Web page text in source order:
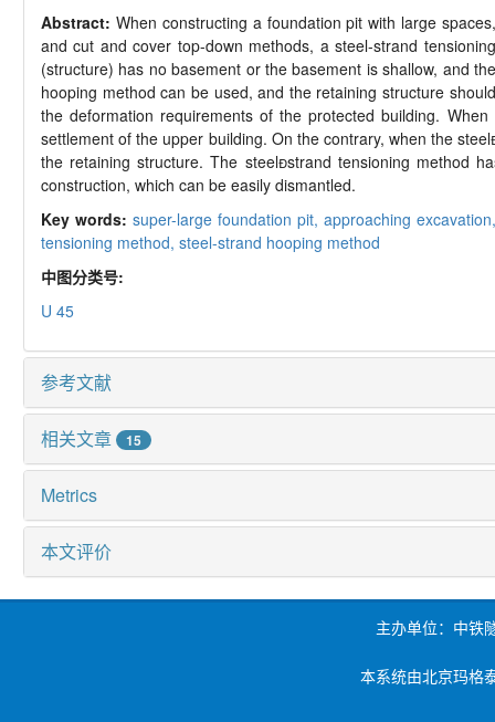
Abstract: When constructing a foundation pit with large
and cut andcover top-down methods, a steel-strand
(structure) has no basement or the basement is shallow, and
hooping method can be used, and the retaining structure
the deformation requirements of the protected building.
settlement of the upper building. On the contrary, when the steel
the retaining structure. The steelstrand tensioning method
construction, which can be easily dismantled.
Key words:super-large foundation pit,approaching
tensioning method, steel-strand hooping method
中图分类号:
U 45
参考文献
相关文章 15
Metrics
本文评价
主办单位：中铁
本系统由北京玛格